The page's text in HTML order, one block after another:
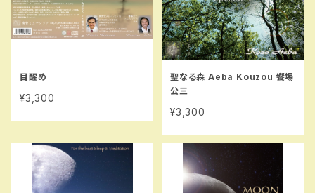
目醒め
¥3,300
聖なる森 Aeba Kouzou 饗場
公三
¥3,300